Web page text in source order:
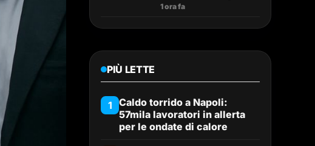
1 ora fa
PIÙ LETTE
1 Caldo torrido a Napoli:
57mila lavoratori in allerta
per le ondate di calore